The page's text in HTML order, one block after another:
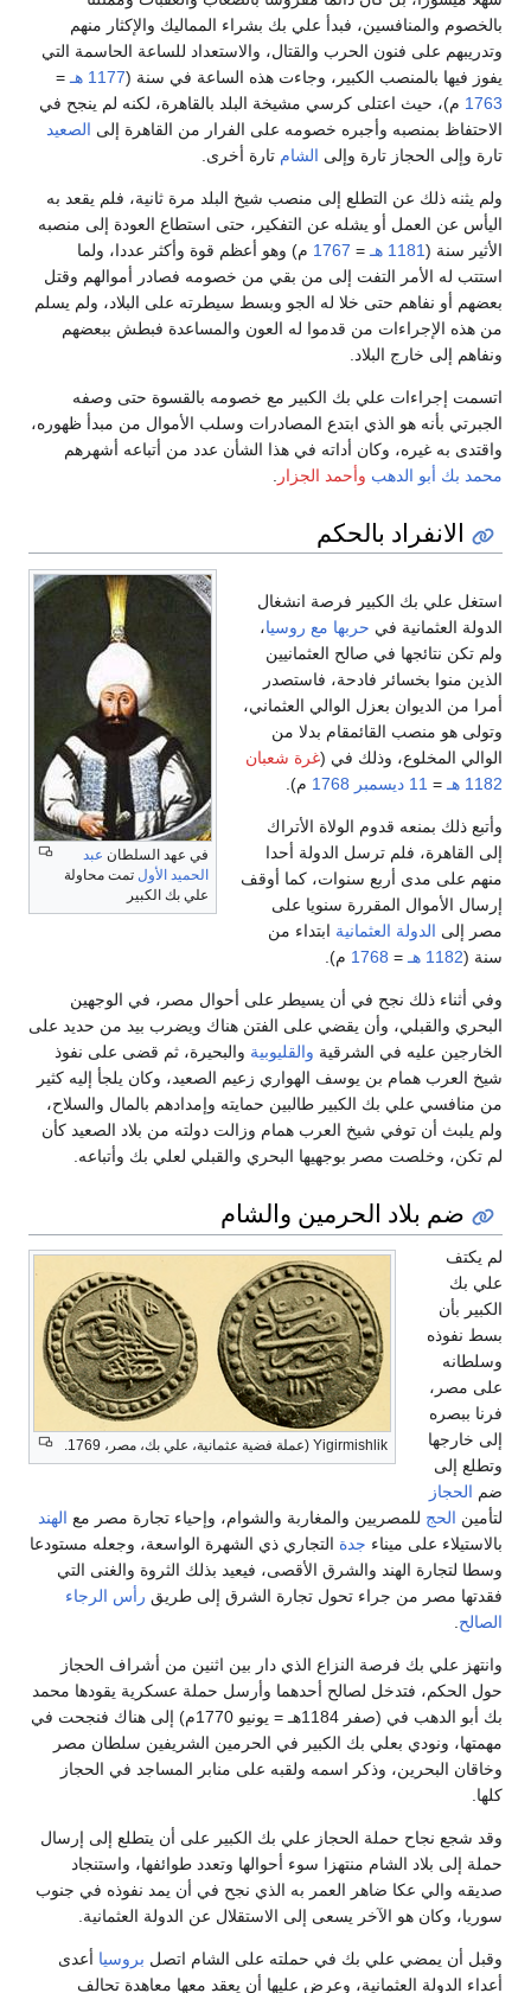
بالخصوم والمنافسين، فبدأ علي بك بشراء المماليك والإكثار منهم
وتدريبهم على فنون الحرب والقتال، والاستعداد للساعة الحاسمة التي
يفوز فيها بالمنصب الكبير، وجاءت هذه الساعة في سنة (1177 هـ
=
1763 م)، حيث اعتلى كرسي مشيخة البلد بالقاهرة، لكنه لم ينجح في
الاحتفاظ بمنصبه وأجبره خصومه على الفرار من القاهرة إلى الصعيد
تارة وإلى الحجاز تارة وإلى الشام تارة أخرى.
ولم يثنه ذلك عن التطلع إلى منصب شيخ البلد مرة ثانية، فلم يقعد به
اليأس عن العمل أو يشله عن التفكير، حتى استطاع العودة إلى منصبه
الأثير سنة (1181 هـ =
1767 م) وهو أعظم قوة وأكثر عددا، ولما
استتب له الأمر التفت إلى من بقي من خصومه فصادر أموالهم وقتل
بعضهم أو نفاهم حتى خلا له الجو وبسط سيطرته على البلاد، ولم يسلم
من هذه الإجراءات من قدموا له العون والمساعدة فبطش ببعضهم
ونفاهم إلى خارج البلاد.
اتسمت إجراءات علي بك الكبير مع خصومه بالقسوة حتى وصفه
الجبرتي بأنه هو الذي ابتدع المصادرات وسلب الأموال من مبدأ ظهوره،
واقتدى به غيره، وكان أداته في هذا الشأن عدد من أتباعه أشهرهم
محمد بك أبو الدهب وأحمد الجزار
الانفراد بالحكم
في عهد السلطان عبد
الحميد الأول تمت محاولة
علي بك الكبير
استغل علي بك الكبير فرصة انشغال
الدولة العثمانية في حربها مع روسيا،
ولم تكن نتائجها في صالح العثمانيين
الذين منوا بخسائر فادحة، فاستصدر
أمرا من الديوان بعزل الوالي العثماني،
وتولى هو منصب القائمقام بدلا من
الوالي المخلوع، وذلك في (غرة شعبان
1182 هـ
= 11 ديسمبر 1768 م).
وأتبع ذلك بمنعه قدوم الولاة الأتراك
إلى القاهرة، فلم ترسل الدولة أحدا
منهم على مدى أربع سنوات، كما أوقف
إرسال الأموال المقررة سنويا على
مصر إلى الدولة العثمانية ابتداء من
سنة (1182 هـ =
1768 م).
وفي أثناء ذلك نجح في أن يسيطر على أحوال مصر، في الوجهين
البحري والقبلي، وأن يقضي على الفتن هناك ويضرب بيد من حديد على
الخارجين عليه في الشرقية والقليوبية والبحيرة، ثم قضى على نفوذ
شيخ العرب همام بن يوسف الهواري زعيم الصعيد، وكان يلجأ إليه كثير
من منافسي علي بك الكبير طالبين حمايته وإمدادهم بالمال والسلاح،
ولم يلبث أن توفي شيخ العرب همام وزالت دولته من بلاد الصعيد كأن
لم تكن، وخلصت مصر بوجهيها البحري والقبلي لعلي بك وأتباعه.
ضم بلاد الحرمين والشام
Yigirmishlik (عملة فضية عثمانية، علي بك، مصر، 1769.
لم يكتف
علي بك
الكبير بأن
بسط نفوذه
وسلطانه
على مصر،
فرنا ببصره
إلى خارجها
وتطلع إلى
ضم الحجاز
لتأمين الحج للمصريين والمغاربة والشوام، وإحياء تجارة مصر مع الهند
بالاستيلاء على ميناء جدة التجاري ذي الشهرة الواسعة، وجعله مستودعا
وسطا لتجارة الهند والشرق الأقصى، فيعيد بذلك الثروة والغنى التي
فقدتها مصر من جراء تحول تجارة الشرق إلى طريق رأس الرجاء
الصالح
وانتهز علي بك فرصة النزاع الذي دار بين اثنين من أشراف الحجاز
حول الحكم، فتدخل لصالح أحدهما وأرسل حملة عسكرية يقودها محمد
بك أبو الدهب في (صفر 1184هـ = يونيو 1770م) إلى هناك فنجحت في
مهمتها، ونودي بعلي بك الكبير في الحرمين الشريفين سلطان مصر
وخاقان البحرين، وذكر اسمه ولقبه على منابر المساجد في الحجاز
كلها.
وقد شجع نجاح حملة الحجاز علي بك الكبير على أن يتطلع إلى إرسال
حملة إلى بلاد الشام منتهزا سوء أحوالها وتعدد طوائفها، واستنجاد
صديقه والي عكا ضاهر العمر به الذي نجح في أن يمد نفوذه في جنوب
سوريا، وكان هو الآخر يسعى إلى الاستقلال عن الدولة العثمانية.
وقبل أن يمضي علي بك في حملته على الشام اتصل بروسيا أعدى
أعداء الدولة العثمانية، وعرض عليها أن يعقد معها معاهدة تحالف